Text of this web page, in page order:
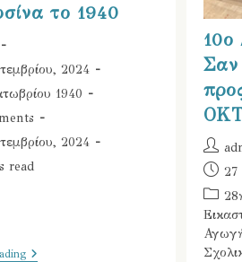
το 1940
2024
1940
2024
read
Η
10ο
Σαν
Post
Post27
Post